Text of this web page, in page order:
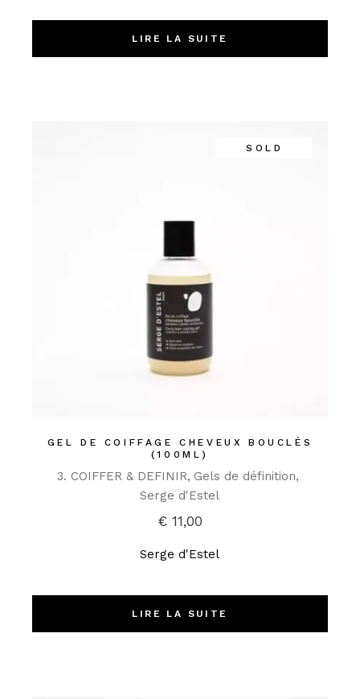
LIRE LA SUITE
SOLD
GEL DE COIFFAGE CHEVEUX BOUCLÉS
(100ML)
3. COIFFER & DEFINIR Gels de définition
Serge d'Estel
€11,00
Serge d'Estel
LIRE LA SUITE